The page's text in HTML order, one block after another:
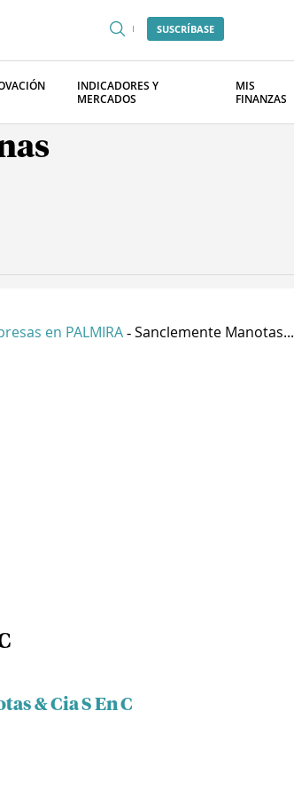
SUSCRÍBASE
INDICADORES Y
MERCADOS
MIS
FINANZAS
en PALMIRA - Sanclemente Manotas...
& Cia S En C